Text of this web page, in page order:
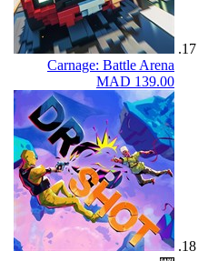
Carnage: Battle Arena
MAD 139.00